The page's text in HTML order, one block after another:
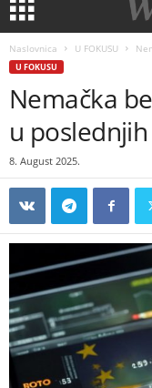
Naslovnica U FOKUSU
U FOKUSU
Nemačka
u
8. August 2025.